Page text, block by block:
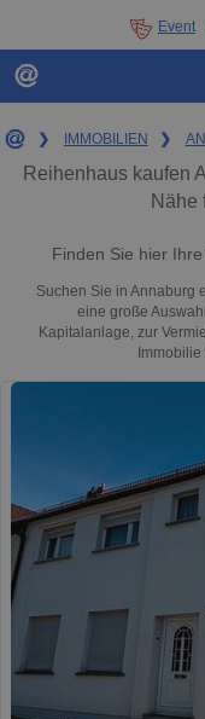
Event
❯ IMMOBILIEN ❯
Reihenhaus kaufen
Nähe
Finden Sie hier
Suchen Sie in Annaburg
eine große
Kapitalanlage, zur